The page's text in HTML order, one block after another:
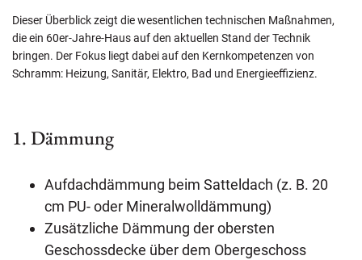
Dieser Überblick zeigt die wesentlichen technischen Maßnahmen,
die ein 60er-Jahre-Haus auf den aktuellen Stand der Technik
bringen. Der Fokus liegt dabei auf den Kernkompetenzen von
Schramm: Heizung, Sanitär, Elektro, Bad und Energieeffizienz.
1. Dämmung
Aufdachdämmung beim Satteldach (z. B. 20
cm PU- oder Mineralwolldämmung)
Zusätzliche Dämmung der obersten
Geschossdecke über dem Obergeschoss